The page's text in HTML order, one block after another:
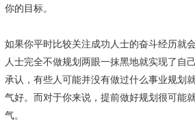
你的目标。
如果你平时比较关注成功人士的奋斗经历就
人士完全不做规划两眼一抹黑地就实现了自
承认，有些人可能并没有做过什么事业规划
气好。而对于你来说，提前做好规划很可能
气。